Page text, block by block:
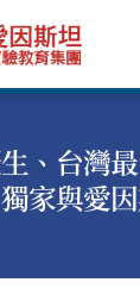
、台灣
家與愛